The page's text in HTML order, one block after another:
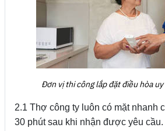
Đơn vị thi công lắp đặt điều hòa
2.1 Thợ công ty luôn có mặt nhanh
30 phút sau khi nhận được yêu cầu.